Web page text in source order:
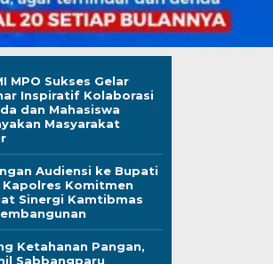
Tugas
Fantry
MPO Sukses Gelar
Inspiratif Kolaborasi
dan Mahasiswa
Masyarakat
Audiensi ke Bupati
Kapolres Komitmen
Sinergi Kamtibmas
Ketahanan Pangan,
Sabbangparu